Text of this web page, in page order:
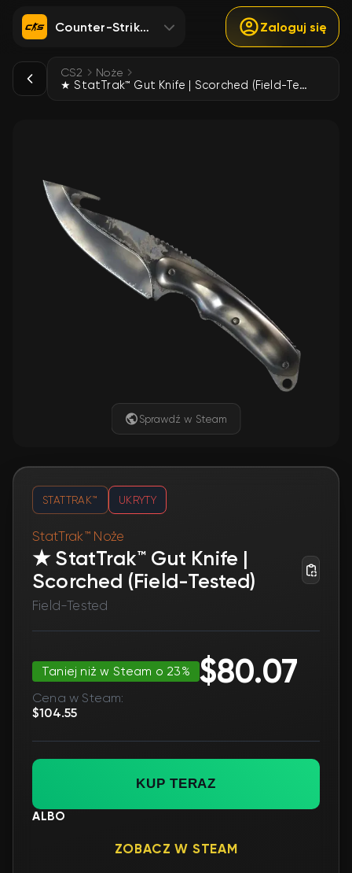
Counter-Strike 2 Zaloguj się
CS2 Noże
★ StatTrak™ Gut Knife | Scorched (Field-Tested)
Sprawdź w Steam
STATTRAK™ UKRYTY
StatTrak™ Noże
★ StatTrak™ Gut Knife |
Scorched (Field-Tested)
Field-Tested
Taniej niż w Steam o 23% $80.07
Cena w Steam:
$104.55
KUP TERAZ
ALBO
ZOBACZ W STEAM